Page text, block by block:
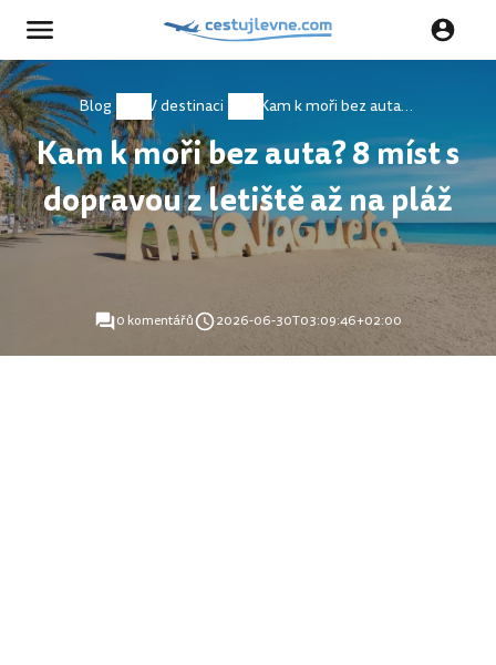
Blog V destinaci Kam k moři bez auta? 8 míst s dopravou z letiště až na pláž
Kam k moři bez auta? 8 míst s
dopravou z letiště až na pláž
0 komentářů 2026-06-30T03:09:46+02:00